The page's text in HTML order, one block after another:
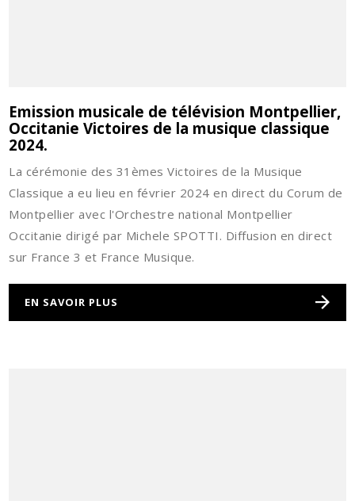
Emission musicale de télévision Montpellier,
Occitanie Victoires de la musique classique
2024.
La cérémonie des 31èmes Victoires de la Musique
Classique a eu lieu en février 2024 en direct du Corum de
Montpellier avec l'Orchestre national Montpellier
Occitanie dirigé par Michele SPOTTI. Diffusion en direct
sur France 3 et France Musique.
EN SAVOIR PLUS